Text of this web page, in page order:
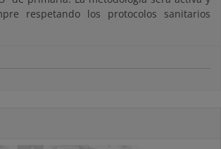
respetando los protocolos sanitarios